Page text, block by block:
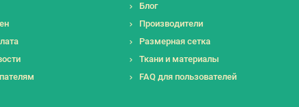
Блог
Производители
Размерная сетка
Ткани и материалы
FAQ для пользователей